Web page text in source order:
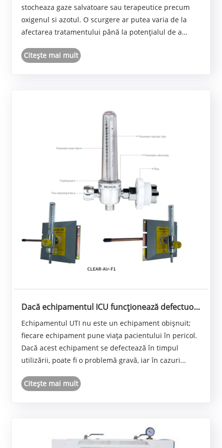
stocheaza gaze salvatoare sau terapeutice precum
oxigenul si azotul. O scurgere ar putea varia de la
afectarea tratamentului până la potențialul de a
Prin urmare, prevenirea scurgerilor este abs......
Citeşte mai mult
Dacă echipamentul ICU funcționează defectuos
timpul de răspuns post-vânzare al
producătorului pentru a reduce riscul de
întârziere a tratamentului?
Echipamentul UTI nu este un echipament obișnuit;
fiecare echipament pune viața pacientului în pericol.
Dacă acest echipament se defectează în timpul
utilizării, poate fi o problemă gravă, iar în cazuri
defectează și semnele vitale ale pacientului s......
Citeşte mai mult